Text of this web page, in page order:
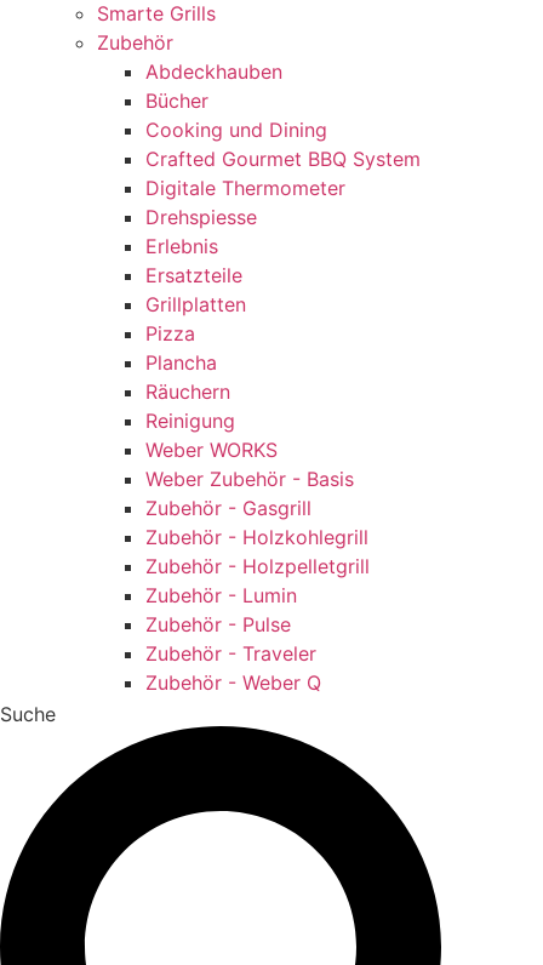
Smarte Grills
Zubehör
Abdeckhauben
Bücher
Cooking und Dining
Crafted Gourmet BBQ System
Digitale Thermometer
Drehspiesse
Erlebnis
Ersatzteile
Grillplatten
Pizza
Plancha
Räuchern
Reinigung
Weber WORKS
Weber Zubehör - Basis
Zubehör - Gasgrill
Zubehör - Holzkohlegrill
Zubehör - Holzpelletgrill
Zubehör - Lumin
Zubehör - Pulse
Zubehör - Traveler
Zubehör - Weber Q
Suche